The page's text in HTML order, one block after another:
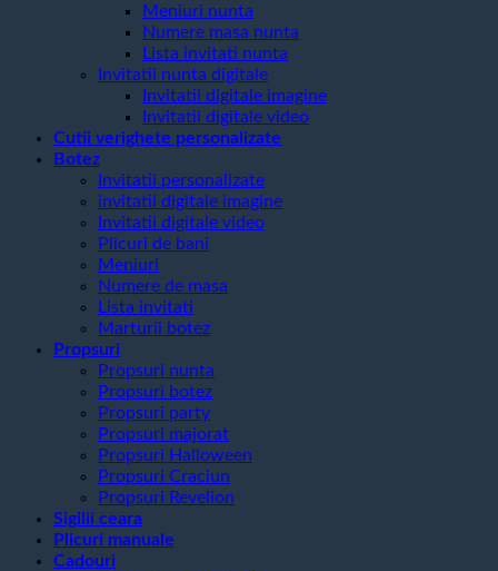
Meniuri nunta
Numere masa nunta
Lista invitati nunta
Invitatii nunta digitale
Invitatii digitale imagine
Invitatii digitale video
Cutii verighete personalizate
Botez
Invitatii personalizate
invitatii digitale imagine
Invitatii digitale video
Plicuri de bani
Meniuri
Numere de masa
Lista invitati
Marturii botez
Propsuri
Propsuri nunta
Propsuri botez
Propsuri party
Propsuri majorat
Propsuri Halloween
Propsuri Craciun
Propsuri Revelion
Sigilii ceara
Plicuri manuale
Cadouri